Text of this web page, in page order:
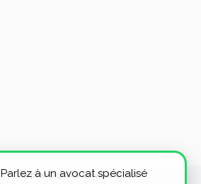
Parlez à un avocat spécialisé
Septeo Digital & Services © 2018